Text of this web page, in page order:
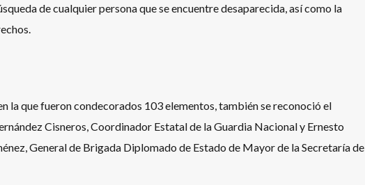
de cualquier persona que se encuentre desaparecida, así como la
la que fueron condecorados 103 elementos, también se reconoció el
Cisneros, Coordinador Estatal de la Guardia Nacional y Ernesto
General de Brigada Diplomado de Estado de Mayor de la Secretaría de